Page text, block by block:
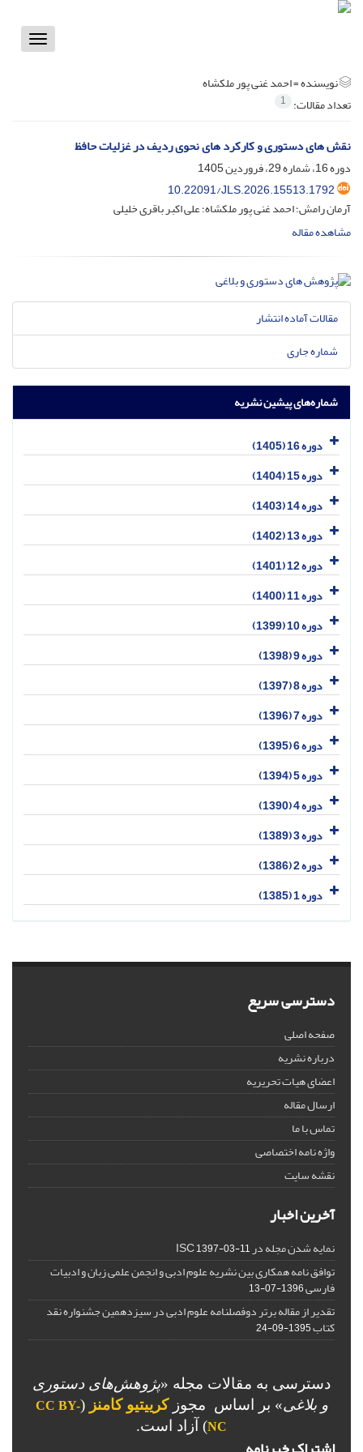
Toggle
نویسنده =احمد غنی پور ملکشاه
تعداد مقالات: 1
نقش های دستوری و کارکرد های نحوی ردیف در غزلیات حافظ
دوره 16، شماره 29، فروردین 1405
10.22091/JLS.2026.15513.1792
آرمان رامش؛ احمد غنی پور ملکشاه؛ علی اکبر باقری خلیلی
مشاهده مقاله
مقالات آماده انتشار
شماره جاری
شماره‌های پیشین نشریه
دوره 16 (1405)
دوره 15 (1404)
دوره 14 (1403)
دوره 13 (1402)
دوره 12 (1401)
دوره 11 (1400)
دوره 10 (1399)
دوره 9 (1398)
دوره 8 (1397)
دوره 7 (1396)
دوره 6 (1395)
دوره 5 (1394)
دوره 4 (1390)
دوره 3 (1389)
دوره 2 (1386)
دوره 1 (1385)
دسترسی سریع
صفحه اصلی
درباره نشریه
اعضای هیات تحریریه
ارسال مقاله
تماس با ما
واژه نامه اختصاصی
نقشه سایت
آخرین اخبار
نمایه شدن مجله در ISC1397-03-11
توافق نامه همکاری بین نشریه علوم ادبی و انجمن علمی زبان و ادبیات
فارسی1396-07-13
تقدیر از مقاله برتر دوفصلنامه علوم ادبی در سیزدهمین جشنواره نقد
کتاب1395-09-24
دسترسی به مقالات مجله «پژوهش‌های دستوری
و بلاغی» بر اساس مجوزکرییتیو کامنز (
CC BY-
NC) آزاد است.